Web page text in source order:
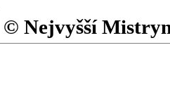
© Nejvyšší